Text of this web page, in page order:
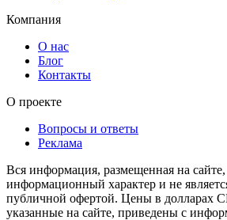
Компания
О нас
Блог
Контакты
О проекте
Вопросы и ответы
Реклама
Вся информация, размещенная на
информационный характер и не
публичной офертой. Цены в долларах
указанные на сайте, приведены с